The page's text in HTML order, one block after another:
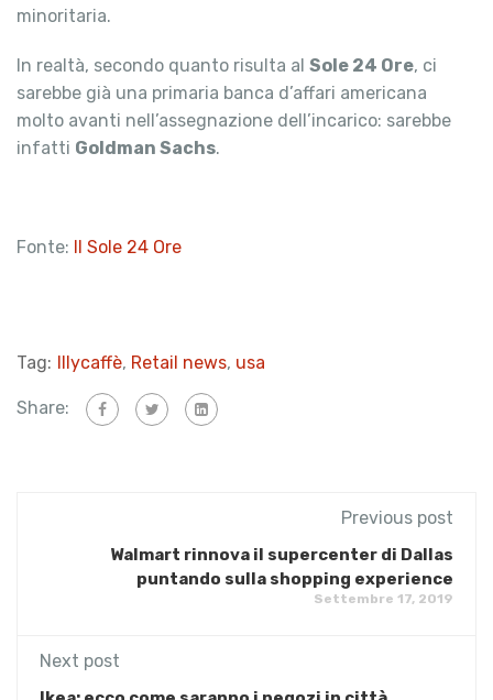
minoritaria.
In realtà, secondo quanto risulta al Sole 24 Ore, ci
sarebbe già una primaria banca d’affari americana
molto avanti nell’assegnazione dell’incarico: sarebbe
infatti Goldman Sachs.
Fonte: Il Sole 24 Ore
Tag: Illycaffè, Retail news, usa
Share:
Previous post
Walmart rinnova il supercenter di Dallas
puntando sulla shopping experience
Settembre 17, 2019
Next post